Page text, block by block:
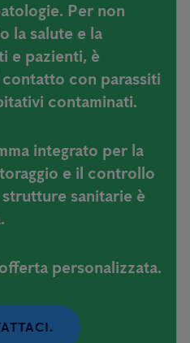
Per non
la salute e la
e pazienti, è
con parassiti
contaminati.
integrato per la
e il controllo
sanitarie è
personalizzata.